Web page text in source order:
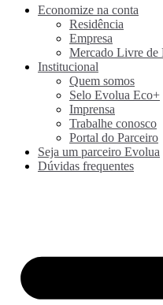
Economize na conta
Residência
Empresa
Mercado Livre de
Institucional
Quem somos
Selo Evolua Eco+
Imprensa
Trabalhe conosco
Portal do Parceiro
Seja um parceiro Evolua
Dúvidas frequentes